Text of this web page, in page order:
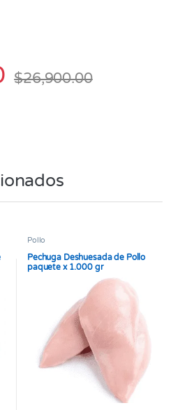
$26,900.00
Paquete x 500 gr quantity
Pollo
Pechuga Deshuesada de Pollo
paquete x 1.000 gr